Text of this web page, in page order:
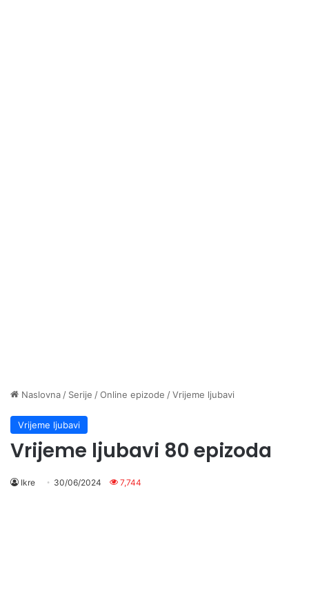
Naslovna / Serije /Online epizode /Vrijeme ljubavi
Vrijeme ljubavi
Vrijeme ljubavi 80 epizoda
Ikre 30/06/2024 7,744